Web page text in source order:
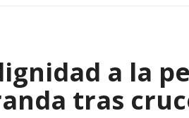
a la
tras